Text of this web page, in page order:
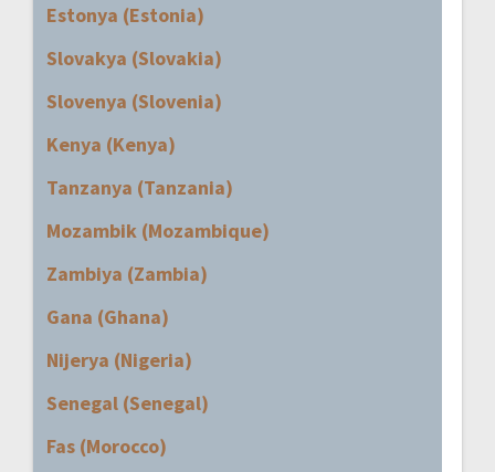
Estonya (Estonia)
Slovakya (Slovakia)
Slovenya (Slovenia)
Kenya (Kenya)
Tanzanya (Tanzania)
Mozambik (Mozambique)
Zambiya (Zambia)
Gana (Ghana)
Nijerya (Nigeria)
Senegal (Senegal)
Fas (Morocco)